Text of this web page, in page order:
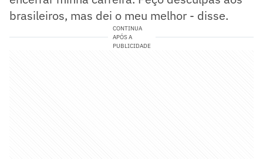
brasileiros, mas dei o meu melhor - disse.
CONTINUA
APÓS A
PUBLICIDADE